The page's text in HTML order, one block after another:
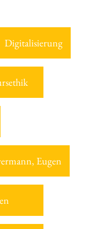
Digitalisierung
Eugen